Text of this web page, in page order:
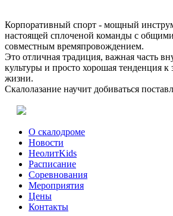
Корпоративный спорт - мощный
настоящей сплоченой команды с
совместным времяпровождением.
Это отличная традиция, важная часть
культуры и просто хорошая тенденция к
жизни.
Скалолазание научит добиваться
О скалодроме
Новости
НеолитKids
Расписание
Соревнования
Мероприятия
Цены
Контакты